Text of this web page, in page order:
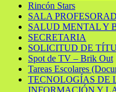
Rincón Stars
SALA
SALUD MENTAL Y
SECRETARIA
SOLICITUD DE
Spot de TV – Brik Out
Tareas Escolares
TECNOLOGÍAS DE
INFORMACIÓN Y